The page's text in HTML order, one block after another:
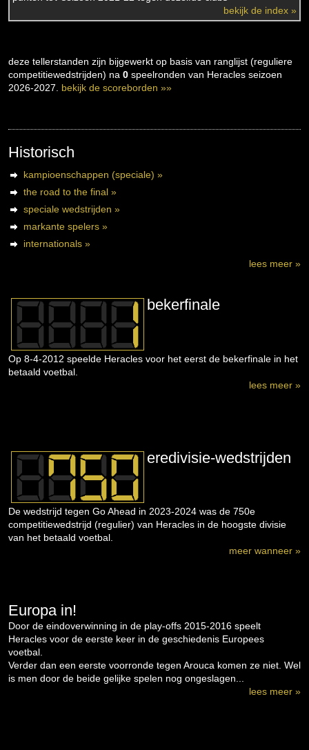
bekijk de index »
deze tellerstanden zijn bijgewerkt op basis van ranglijst (reguliere
competitiewedstrijden) na 0 speelronden van Heracles seizoen
2026-2027. bekijk de scoreborden »»
Historisch
kampioenschappen (speciale) »
the road to the final »
speciale wedstrijden »
markante spelers »
internationals »
lees meer »
bekerfinale
Op 8-4-2012 speelde Heracles voor het eerst de bekerfinale in het
betaald voetbal.
lees meer »
eredivisie-wedstrijden
De wedstrijd tegen Go Ahead in 2023-2024 was de 750e
competitiewedstrijd (regulier) van Heracles in de hoogste divisie
van het betaald voetbal.
meer wanneer »
Europa in!
Door de eindoverwinning in de play-offs 2015-2016 speelt
Heracles voor de eerste keer in de geschiedenis Europees
voetbal.
Verder dan een eerste voorronde tegen Arouca komen ze niet. Wel
is men door de beide gelijke spelen nog ongeslagen...
lees meer »